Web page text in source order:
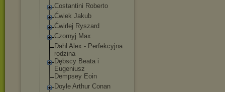
Costantini Roberto
Ćwiek Jakub
Ćwirlej Ryszard
Czornyj Max
Dahl Alex - Perfekcyjna
rodzina
Dębscy Beata i
Eugeniusz
Dempsey Eoin
Doyle Arthur Conan